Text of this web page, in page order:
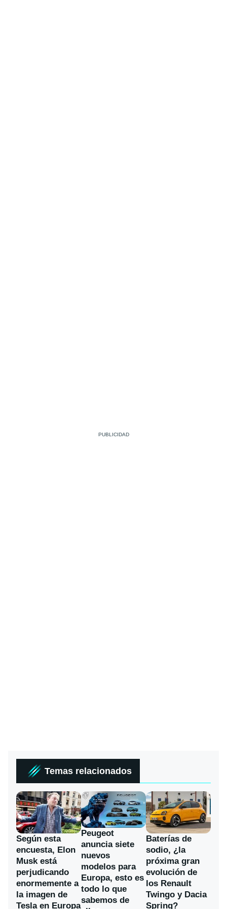
Temas relacionados
Según esta
encuesta, Elon
Musk está
perjudicando
enormemente a
la imagen de
Tesla en Europa
Peugeot
anuncia siete
nuevos
modelos para
Europa, esto es
todo lo que
sabemos de
Baterías de
sodio, ¿la
próxima gran
evolución de
los Renault
Twingo y Dacia
Spring?